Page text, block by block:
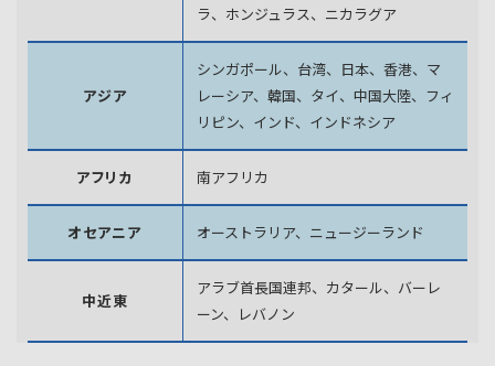
ラ、 ホンジュラス、ニカラグア
アジア
シンガポール、台湾、日本、香港、マ
レーシア、韓国、 タイ、中国大陸、フィ
リピン、インド、インドネシア
アフリカ 南アフリカ
オセアニア オーストラリア、ニュージーランド
中近東
アラブ首長国連邦、カタール、バーレ
ーン、レバノン